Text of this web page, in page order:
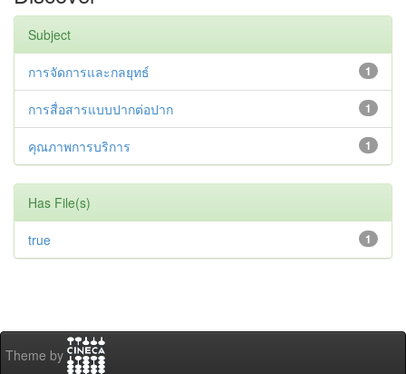
Subject
1
การจัดการและกลยุทธ์
1
การสื่อสารแบบปากต่อปาก
1
คุณภาพการบริการ
Has File(s)
1
true
Theme by